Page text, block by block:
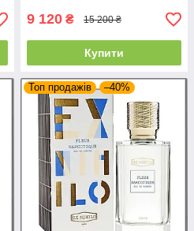
9 120 ₴ 15 200 ₴
Купити
Топ продажів –40%